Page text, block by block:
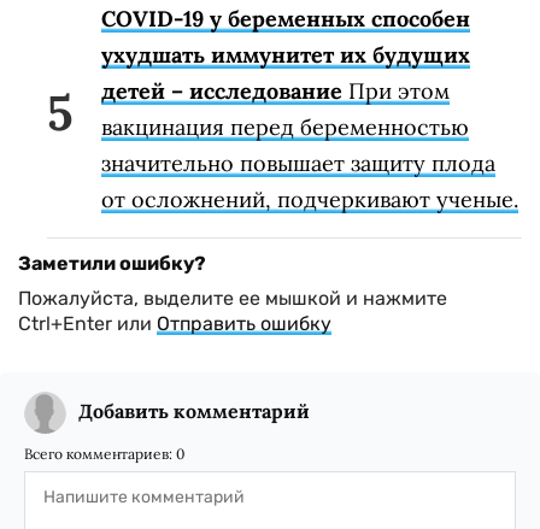
COVID-19 у беременных способен
ухудшать иммунитет их будущих
детей – исследование При этом
вакцинация перед беременностью
значительно повышает защиту плода
от осложнений, подчеркивают ученые.
Заметили ошибку?
Пожалуйста, выделите ее мышкой и нажмите
Ctrl+Enter или Отправить ошибку
Добавить комментарий
Всего комментариев: 0